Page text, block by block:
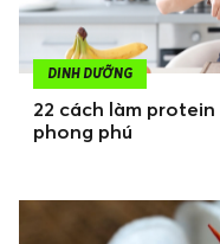
DINH DƯỠNG
22 cách làm
phong phú